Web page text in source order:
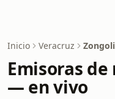
Inicio Veracruz
Emisoras
— en vivo